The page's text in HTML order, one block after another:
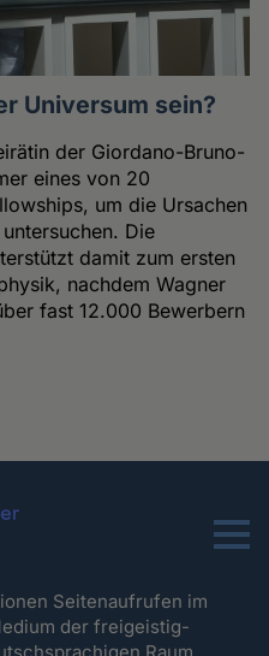
Universum sein?
der Giordano-Bruno-
eines von 20
um die Ursachen
Die
damit zum ersten
nachdem Wagner
fast 12.000 Bewerbern
Menu
Seitenaufrufen im
der freigeistig-